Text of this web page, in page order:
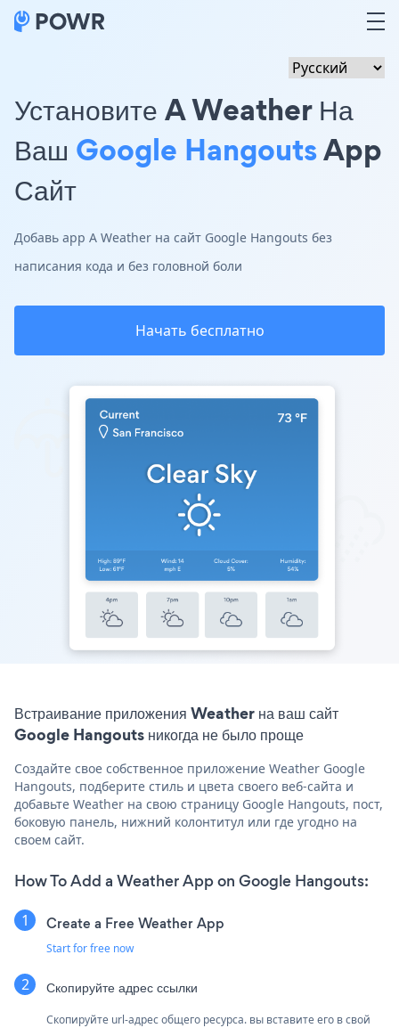
Установите A Weather На
Ваш Google HangoutsApp
Сайт
Добавь app A Weather на сайт Google Hangouts без
написания кода и без головной боли
Начать бесплатно
Встраивание приложения Weather на ваш сайт
Google Hangouts никогда не было проще
Создайте свое собственное приложение Weather Google
Hangouts, подберите стиль и цвета своего веб-сайта и
добавьте Weather на свою страницу Google Hangouts, пост,
боковую панель, нижний колонтитул или где угодно на
своем сайт.
How To Add a Weather App on Google Hangouts:
Create a Free Weather App
Start for free now
Скопируйте адрес ссылки
Скопируйте url-адрес общего ресурса. вы вставите его в свой